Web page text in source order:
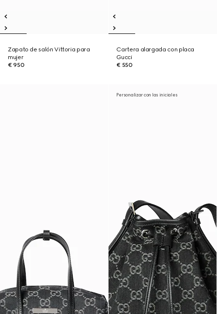
Zapato de salón Vittoria para
mujer
€ 950
Cartera alargada con placa
Gucci
€ 550
Personalizar con las iniciales